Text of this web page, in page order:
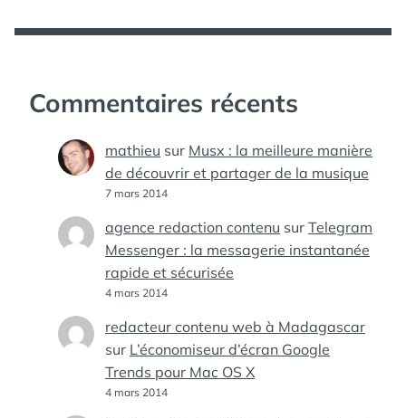
Commentaires récents
mathieu sur Musx : la meilleure manière
de découvrir et partager de la musique
7 mars 2014
agence redaction contenu sur Telegram
Messenger : la messagerie instantanée
rapide et sécurisée
4 mars 2014
redacteur contenu web à Madagascar
sur L’économiseur d’écran Google
Trends pour Mac OS X
4 mars 2014